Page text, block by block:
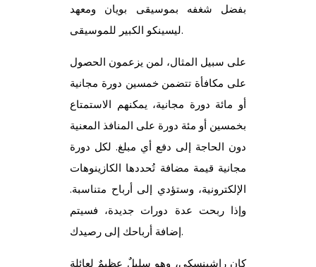
بفضل شغفه بموسيقى بويان ومعهد
ليسينكو الكبير للموسيقى.
على سبيل المثال، لمن يزعمون الحصول
على مكافأة تتضمن خمسين دورة مجانية
أو مائة دورة مجانية، يمكنهم الاستمتاع
بخمسين أو مئة دورة على المنافذ المعنية
دون الحاجة إلى دفع أي مبلغ. لكل دورة
مجانية قيمة مضافة تُحددها الكازينوهات
الإلكترونية، وستؤدي إلى أرباح متناسبة.
وإذا ربحت عدة دورات جديدة، فسيتم
إضافة أرباحك إلى رصيدك.
كان راشينسكي، وهو سليلٌ عظيمٌ لعائلةٍ